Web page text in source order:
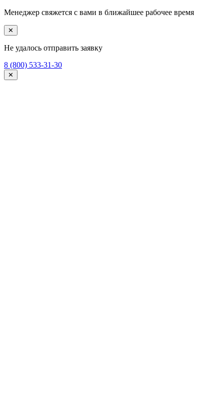
Менеджер свяжется с вами в ближайшее рабочее время
✕
Не удалось отправить заявку
8 (800) 533-31-30
✕